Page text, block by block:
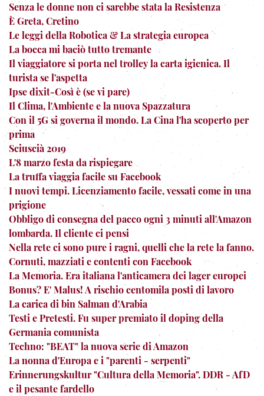
Senza le donne non ci sarebbe stata la Resistenza
È Greta, Cretino
Le leggi della Robotica & La strategia europea
La bocca mi baciò tutto tremante
Il viaggiatore si porta nel trolley la carta igienica. Il
turista se l'aspetta
Ipse dixit-Così è (se vi pare)
Il Clima, l'Ambiente e la nuova Spazzatura
Con il 5G si governa il mondo. La Cina l'ha scoperto per
prima
Sciuscià 2019
L'8 marzo festa da rispiegare
La truffa viaggia facile su Facebook
I nuovi tempi. Licenziamento facile, vessati come in una
prigione
Obbligo di consegna del pacco ogni 3 minuti all'Amazon
lombarda. Il cliente ci pensi
Nella rete ci sono pure i ragni, quelli che la rete la fanno.
Cornuti, mazziati e contenti con Facebook
La Memoria. Era italiana l'anticamera dei lager europei
Bonus? E' Malus! A rischio centomila posti di lavoro
La carica di bin Salman d'Arabia
Testi e Pretesti. Fu super premiato il doping della
Germania comunista
Techno: "BEAT" la nuova serie di Amazon
La nonna d'Europa e i "parenti - serpenti"
Erinnerungskultur "Cultura della Memoria". DDR - AfD
e il pesante fardello